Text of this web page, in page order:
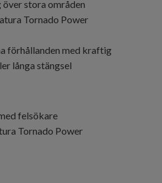
stora områden
Tornado Power
förhållanden med kraftig
långa stängsel
felsökare
Tornado Power